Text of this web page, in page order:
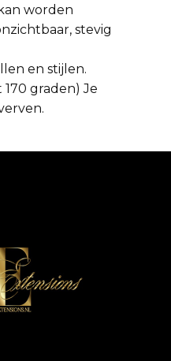
worden
stevig
en stijlen.
graden) Je